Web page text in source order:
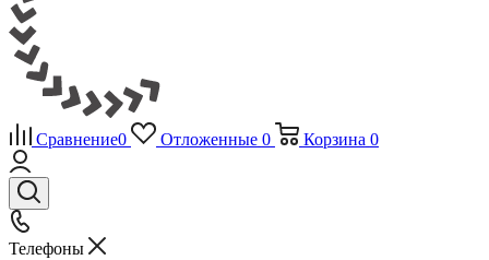
Сравнение0 Отложенные 0 Корзина 0
Телефоны